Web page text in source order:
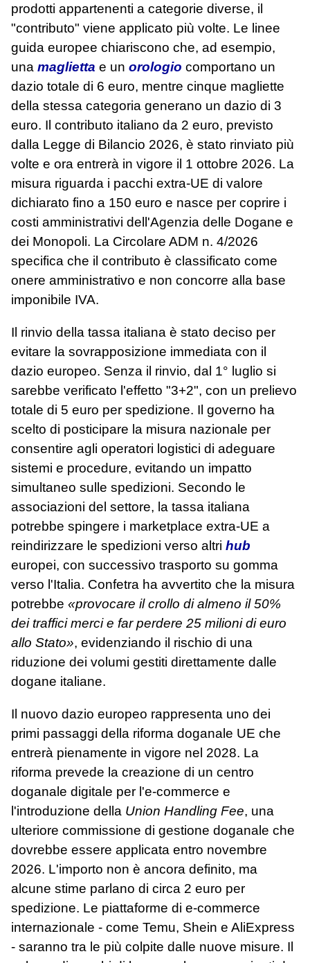
prodotti appartenenti a categorie diverse, il
"contributo" viene applicato più volte. Le linee
guida europee chiariscono che, ad esempio,
una maglietta e un orologio comportano un
dazio totale di 6 euro, mentre cinque magliette
della stessa categoria generano un dazio di 3
euro. Il contributo italiano da 2 euro, previsto
dalla Legge di Bilancio 2026, è stato rinviato più
volte e ora entrerà in vigore il 1 ottobre 2026. La
misura riguarda i pacchi extra‑UE di valore
dichiarato fino a 150 euro e nasce per coprire i
costi amministrativi dell'Agenzia delle Dogane e
dei Monopoli. La Circolare ADM n. 4/2026
specifica che il contributo è classificato come
onere amministrativo e non concorre alla base
imponibile IVA.
Il rinvio della tassa italiana è stato deciso per
evitare la sovrapposizione immediata con il
dazio europeo. Senza il rinvio, dal 1° luglio si
sarebbe verificato l'effetto "3+2", con un prelievo
totale di 5 euro per spedizione. Il governo ha
scelto di posticipare la misura nazionale per
consentire agli operatori logistici di adeguare
sistemi e procedure, evitando un impatto
simultaneo sulle spedizioni. Secondo le
associazioni del settore, la tassa italiana
potrebbe spingere i marketplace extra‑UE a
reindirizzare le spedizioni verso altri hub
europei, con successivo trasporto su gomma
verso l'Italia. Confetra ha avvertito che la misura
potrebbe «provocare il crollo di almeno il 50%
dei traffici merci e far perdere 25 milioni di euro
allo Stato», evidenziando il rischio di una
riduzione dei volumi gestiti direttamente dalle
dogane italiane.
Il nuovo dazio europeo rappresenta uno dei
primi passaggi della riforma doganale UE che
entrerà pienamente in vigore nel 2028. La
riforma prevede la creazione di un centro
doganale digitale per l'e‑commerce e
l'introduzione della Union Handling Fee, una
ulteriore commissione di gestione doganale che
dovrebbe essere applicata entro novembre
2026. L'importo non è ancora definito, ma
alcune stime parlano di circa 2 euro per
spedizione. Le piattaforme di e‑commerce
internazionale - come Temu, Shein e AliExpress
- saranno tra le più colpite dalle nuove misure. Il